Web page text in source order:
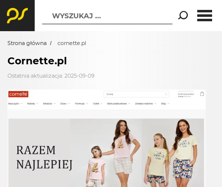
WYSZUKAJ ...
Strona główna cornette.pl
Cornette.pl
Ostatnia aktualizacja: 2025-09-09